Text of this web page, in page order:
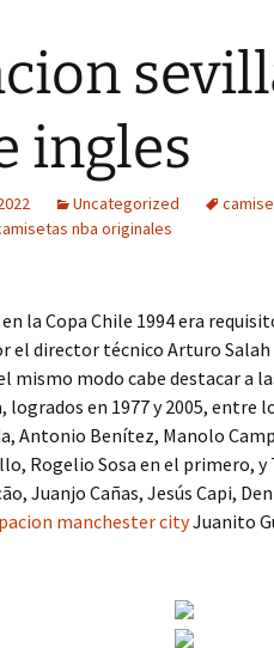
ingles
Uncategorized
nba originales
la Copa Chile 1994 era
el director técnico Arturo
mismo modo cabe destacar a
logrados en 1977 y 2005, entre
Antonio Benítez, Manolo
Rogelio Sosa en el primero,
Juanjo Cañas, Jesús Capi,
manchester cityJuanito